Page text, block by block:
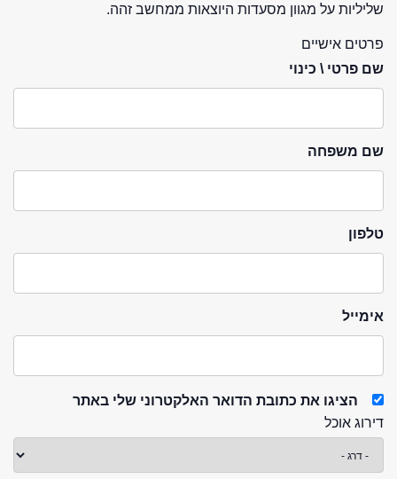
שליליות על מגוון מסעדות היוצאות ממחשב זהה.
פרטים אישיים
שם פרטי \ כינוי
שם משפחה
טלפון
אימייל
הציגו את כתובת הדואר האלקטרוני שלי באתר
דירוג אוכל